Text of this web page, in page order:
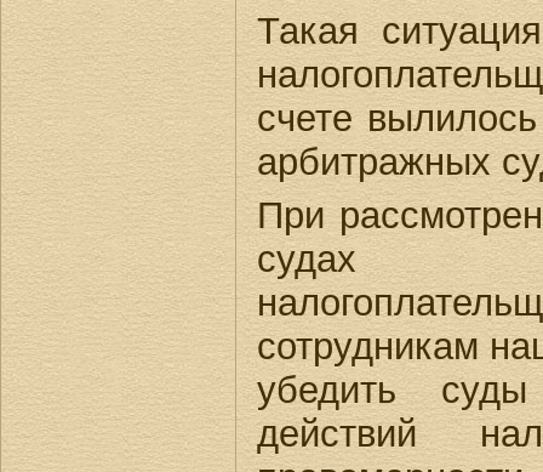
Такая
счете
арбитражных
При
судах
сотрудникам
убедить
действий